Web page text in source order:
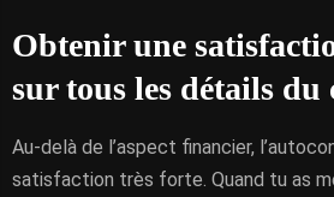
Obtenir une
sur tous les détails du
Au-delà de l’aspect financier,
satisfaction très forte. Quand tu as